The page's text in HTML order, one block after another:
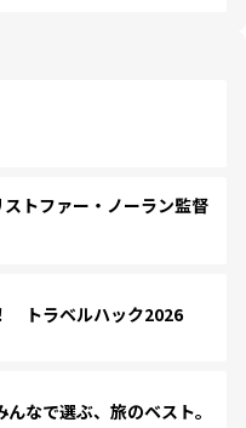
トファー・ノーラン監督
トラベルハック2026
なで選ぶ、旅のベスト。